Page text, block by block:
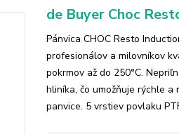
de Buyer Choc
Pánvica CHOC Resto
profesionálov a milovníkov
pokrmov až do 250°C.
hliníka, čo umožňuje rýchle
panvice. 5 vrstiev povlaku